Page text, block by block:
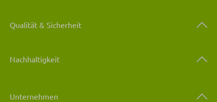
Qualität & Sicherheit
Nachhaltigkeit
Unternehmen